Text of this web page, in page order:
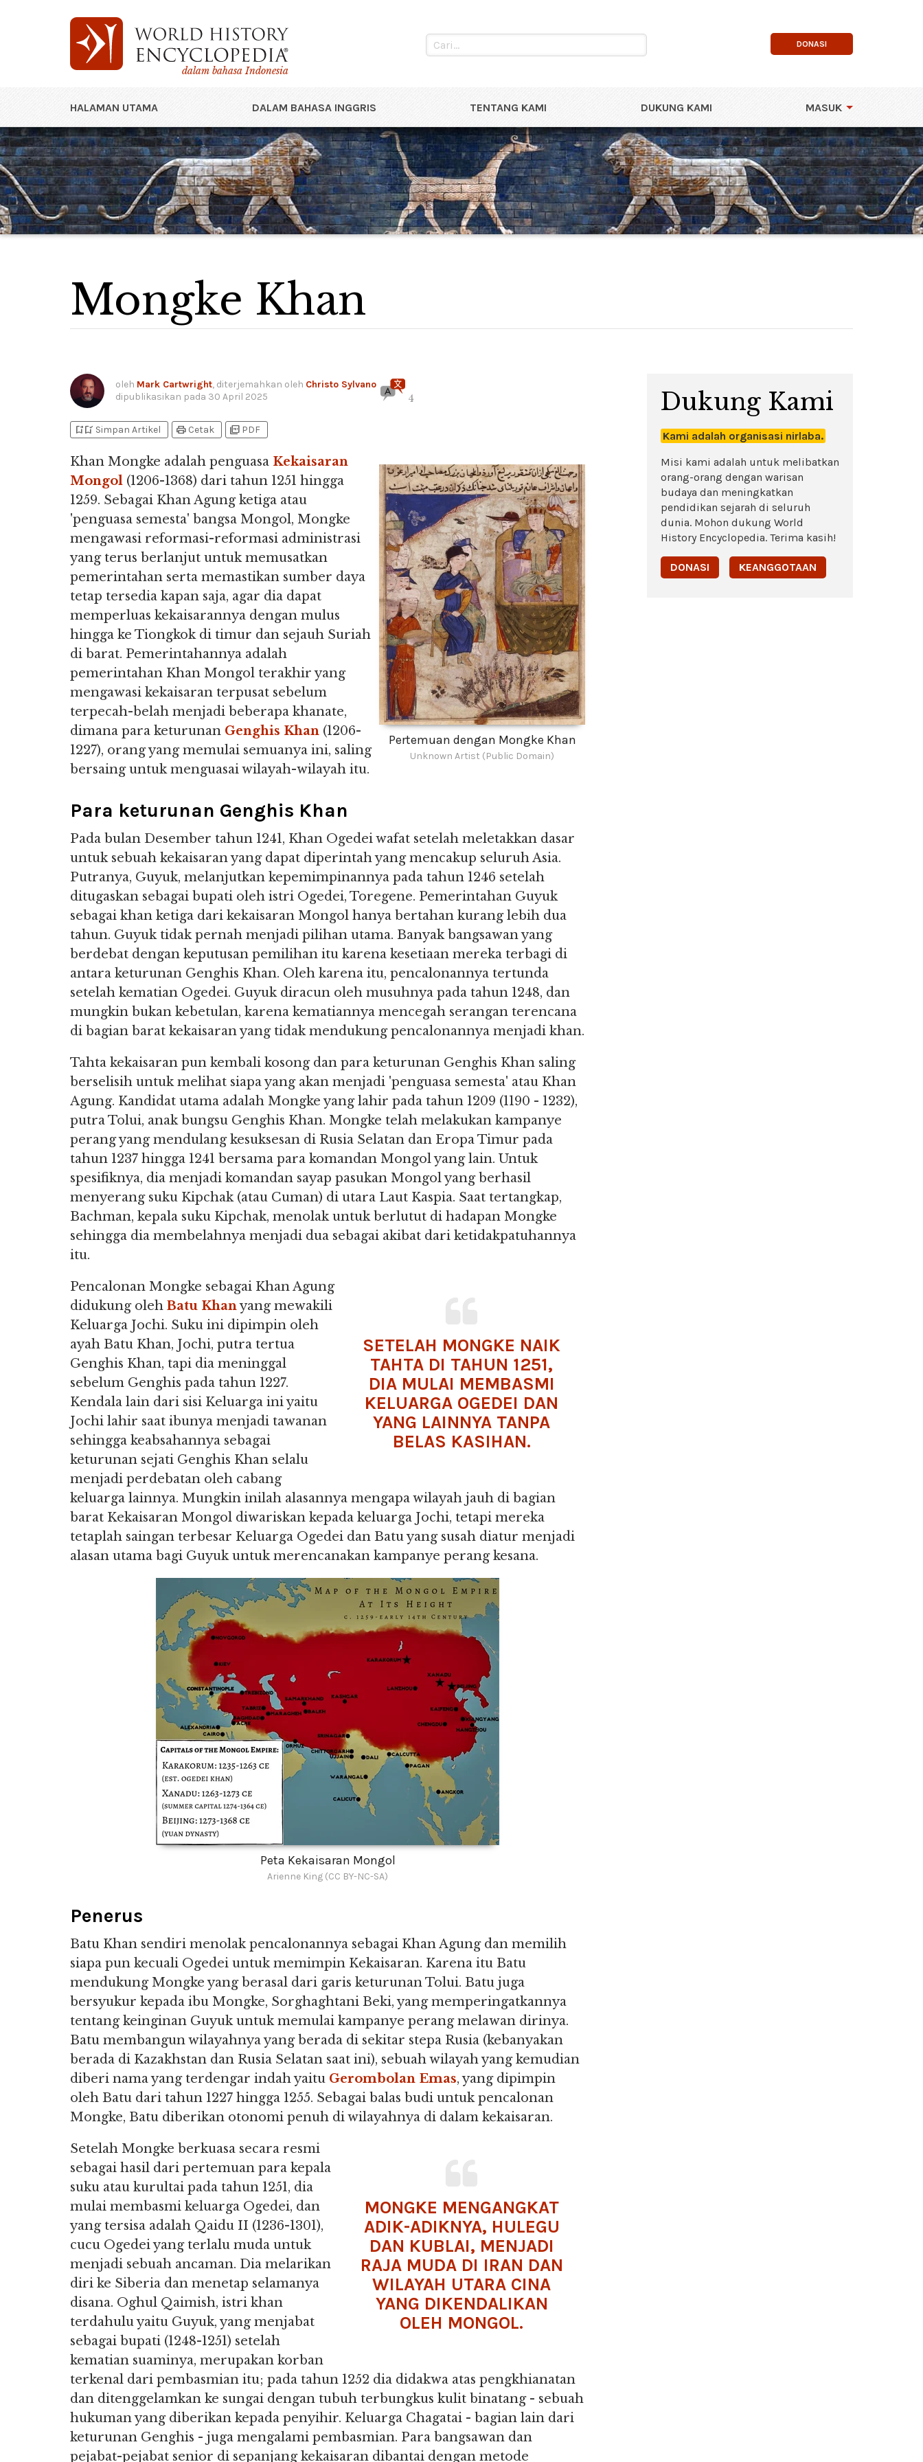
dalam bahasa Indonesia
DONASI
HALAMAN UTAMA DALAM BAHASA INGGRIS TENTANG KAMI DUKUNG KAMI MASUK
Mongke Khan
oleh Mark Cartwright, diterjemahkan oleh Christo Sylvano
dipublikasikan pada 30 April 2025 4
bookmark_addbookmark_added Simpan Artikel print Cetak picture_as_pdf PDF
Pertemuan dengan Mongke Khan
Unknown Artist (Public Domain)
Khan Mongke adalah penguasa Kekaisaran
Mongol (1206-1368) dari tahun 1251 hingga
1259. Sebagai Khan Agung ketiga atau
'penguasa semesta' bangsa Mongol, Mongke
mengawasi reformasi-reformasi administrasi
yang terus berlanjut untuk memusatkan
pemerintahan serta memastikan sumber daya
tetap tersedia kapan saja, agar dia dapat
memperluas kekaisarannya dengan mulus
hingga ke Tiongkok di timur dan sejauh Suriah
di barat. Pemerintahannya adalah
pemerintahan Khan Mongol terakhir yang
mengawasi kekaisaran terpusat sebelum
terpecah-belah menjadi beberapa khanate,
dimana para keturunan Genghis Khan (1206-
1227), orang yang memulai semuanya ini, saling
bersaing untuk menguasai wilayah-wilayah itu.
Para keturunan Genghis Khan
Pada bulan Desember tahun 1241, Khan Ogedei wafat setelah meletakkan dasar
untuk sebuah kekaisaran yang dapat diperintah yang mencakup seluruh Asia.
Putranya, Guyuk, melanjutkan kepemimpinannya pada tahun 1246 setelah
ditugaskan sebagai bupati oleh istri Ogedei, Toregene. Pemerintahan Guyuk
sebagai khan ketiga dari kekaisaran Mongol hanya bertahan kurang lebih dua
tahun. Guyuk tidak pernah menjadi pilihan utama. Banyak bangsawan yang
berdebat dengan keputusan pemilihan itu karena kesetiaan mereka terbagi di
antara keturunan Genghis Khan. Oleh karena itu, pencalonannya tertunda
setelah kematian Ogedei. Guyuk diracun oleh musuhnya pada tahun 1248, dan
mungkin bukan kebetulan, karena kematiannya mencegah serangan terencana
di bagian barat kekaisaran yang tidak mendukung pencalonannya menjadi khan.
Tahta kekaisaran pun kembali kosong dan para keturunan Genghis Khan saling
berselisih untuk melihat siapa yang akan menjadi 'penguasa semesta' atau Khan
Agung. Kandidat utama adalah Mongke yang lahir pada tahun 1209 (1190 - 1232),
putra Tolui, anak bungsu Genghis Khan. Mongke telah melakukan kampanye
perang yang mendulang kesuksesan di Rusia Selatan dan Eropa Timur pada
tahun 1237 hingga 1241 bersama para komandan Mongol yang lain. Untuk
spesifiknya, dia menjadi komandan sayap pasukan Mongol yang berhasil
menyerang suku Kipchak (atau Cuman) di utara Laut Kaspia. Saat tertangkap,
Bachman, kepala suku Kipchak, menolak untuk berlutut di hadapan Mongke
sehingga dia membelahnya menjadi dua sebagai akibat dari ketidakpatuhannya
itu.
SETELAH MONGKE NAIK
TAHTA DI TAHUN 1251,
DIA MULAI MEMBASMI
KELUARGA OGEDEI DAN
YANG LAINNYA TANPA
BELAS KASIHAN.
Pencalonan Mongke sebagai Khan Agung
didukung oleh Batu Khanyang mewakili
Keluarga Jochi. Suku ini dipimpin oleh
ayah Batu Khan, Jochi, putra tertua
Genghis Khan, tapi dia meninggal
sebelum Genghis pada tahun 1227.
Kendala lain dari sisi Keluarga ini yaitu
Jochi lahir saat ibunya menjadi tawanan
sehingga keabsahannya sebagai
keturunan sejati Genghis Khan selalu
menjadi perdebatan oleh cabang
keluarga lainnya. Mungkin inilah alasannya mengapa wilayah jauh di bagian
barat Kekaisaran Mongol diwariskan kepada keluarga Jochi, tetapi mereka
tetaplah saingan terbesar Keluarga Ogedei dan Batu yang susah diatur menjadi
alasan utama bagi Guyuk untuk merencanakan kampanye perang kesana.
Peta Kekaisaran Mongol
Arienne King (CC BY-NC-SA)
Penerus
Batu Khan sendiri menolak pencalonannya sebagai Khan Agung dan memilih
siapa pun kecuali Ogedei untuk memimpin Kekaisaran. Karena itu Batu
mendukung Mongke yang berasal dari garis keturunan Tolui. Batu juga
bersyukur kepada ibu Mongke, Sorghaghtani Beki, yang memperingatkannya
tentang keinginan Guyuk untuk memulai kampanye perang melawan dirinya.
Batu membangun wilayahnya yang berada di sekitar stepa Rusia (kebanyakan
berada di Kazakhstan dan Rusia Selatan saat ini), sebuah wilayah yang kemudian
diberi nama yang terdengar indah yaitu Gerombolan Emas, yang dipimpin
oleh Batu dari tahun 1227 hingga 1255. Sebagai balas budi untuk pencalonan
Mongke, Batu diberikan otonomi penuh di wilayahnya di dalam kekaisaran.
MONGKE MENGANGKAT
ADIK-ADIKNYA, HULEGU
DAN KUBLAI, MENJADI
RAJA MUDA DI IRAN DAN
WILAYAH UTARA CINA
YANG DIKENDALIKAN
OLEH MONGOL.
Setelah Mongke berkuasa secara resmi
sebagai hasil dari pertemuan para kepala
suku atau kurultai pada tahun 1251, dia
mulai membasmi keluarga Ogedei, dan
yang tersisa adalah Qaidu II (1236-1301),
cucu Ogedei yang terlalu muda untuk
menjadi sebuah ancaman. Dia melarikan
diri ke Siberia dan menetap selamanya
disana. Oghul Qaimish, istri khan
terdahulu yaitu Guyuk, yang menjabat
sebagai bupati (1248-1251) setelah
kematian suaminya, merupakan korban
terkenal dari pembasmian itu; pada tahun 1252 dia didakwa atas pengkhianatan
dan ditenggelamkan ke sungai dengan tubuh terbungkus kulit binatang - sebuah
hukuman yang diberikan kepada penyihir. Keluarga Chagatai - bagian lain dari
keturunan Genghis - juga mengalami pembasmian. Para bangsawan dan
pejabat-pejabat senior di sepanjang kekaisaran dibantai dengan metode
Dukung Kami
Kami adalah organisasi nirlaba.
Misi kami adalah untuk melibatkan
orang-orang dengan warisan
budaya dan meningkatkan
pendidikan sejarah di seluruh
dunia. Mohon dukung World
History Encyclopedia. Terima kasih!
DONASI KEANGGOTAAN